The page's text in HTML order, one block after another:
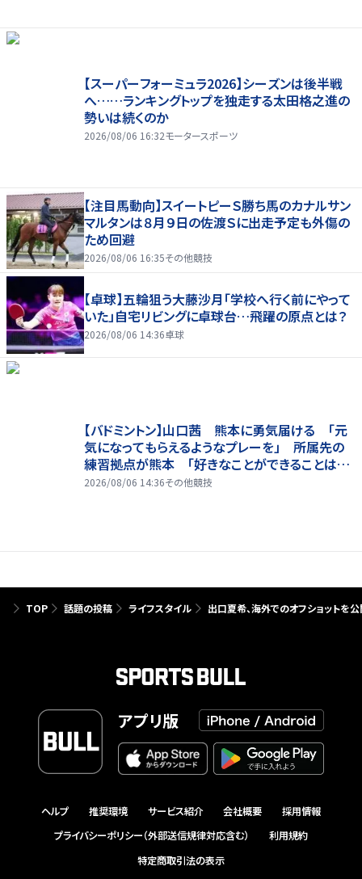
【スーパーフォーミュラ2026】シーズンは後半戦
へ……ランキングトップを独走する太田格之進の
勢いは続くのか
2026/08/06 16:32モータースポーツ
【注目馬動向】スイートピーＳ勝ち馬のカナルサン
マルタンは８月９日の佐渡Ｓに出走予定も外傷の
ため回避
2026/08/06 16:35その他競技
【卓球】五輪狙う大藤沙月「学校へ行く前にやって
いた」自宅リビングに卓球台…飛躍の原点とは？
2026/08/06 14:36卓球
【バドミントン】山口茜 熊本に勇気届ける 「元
気になってもらえるようなプレーを」 所属先の
練習拠点が熊本 「好きなことができることは当
たり前じゃない」
2026/08/06 14:36その他競技
TOP 話題の投稿 ライフスタイル 出口夏希、海外でのオフショットを公
アプリ版
ヘルプ 推奨環境 サービス紹介 会社概要
採用情報
プライバシーポリシー（外部送信規律対応含む）
利用規約
特定商取引法の表示